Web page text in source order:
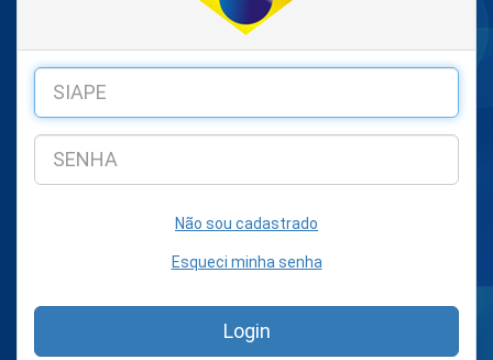
Não sou cadastrado
Esqueci minha senha
Login